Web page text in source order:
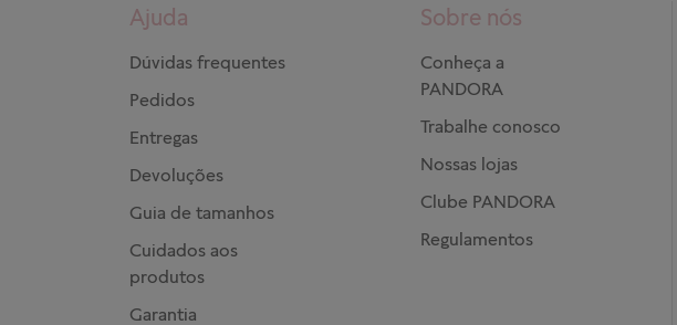
Ajuda
Dúvidas frequentes
Pedidos
Entregas
Devoluções
Guia de tamanhos
Cuidados aos
produtos
Garantia
Sobre nós
Conheça a
PANDORA
Trabalhe conosco
Nossas lojas
Clube PANDORA
Regulamentos